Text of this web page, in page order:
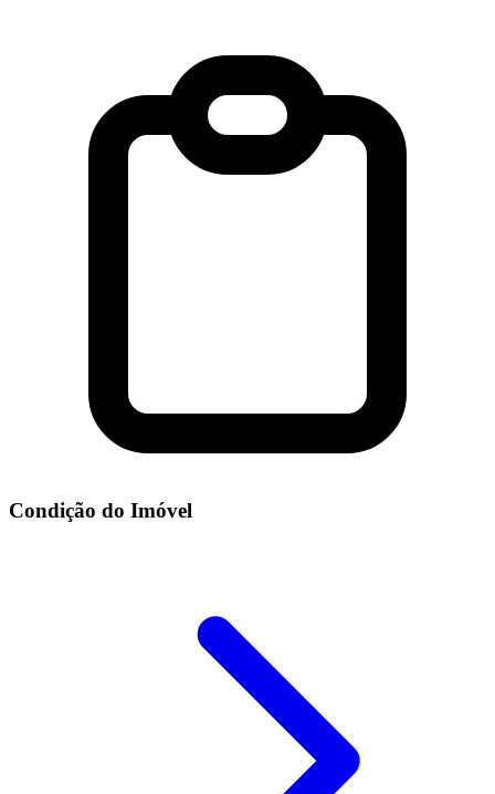
Condição do Imóvel